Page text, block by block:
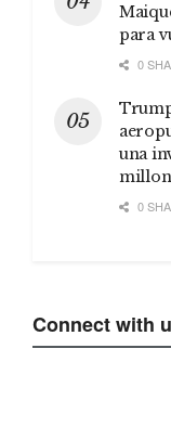
para
0
una
0
Connect with